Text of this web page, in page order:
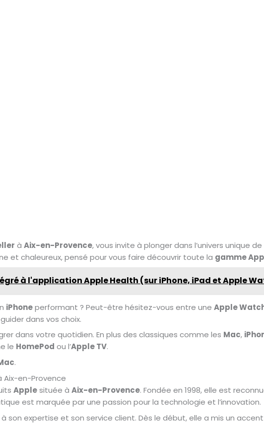
à Aix-en-Provence, vous invite à plonger dans l’univers unique de
et chaleureux, pensé pour vous faire découvrir toute la gamme
à l'application Apple Health (sur iPhone, iPad et Apple
iPhoneperformant ? Peut-être hésitez-vous entre une Apple
dans vos choix.
dans votre quotidien. En plus des classiques comme les Mac,
le HomePod ou l’Apple TV.
.
Aix-en-Provence
Applesituée à Aix-en-Provence. Fondée en 1998, elle est
est marquée par une passion pour la technologie et l’innovation.
son expertise et son service client. Dès le début, elle a mis un